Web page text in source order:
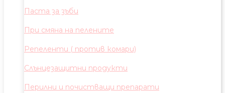
Паста за зъби
При смяна на пелените
Репеленти ( против комари)
Слънцезащитни продукти
Перилни и почистващи препарати